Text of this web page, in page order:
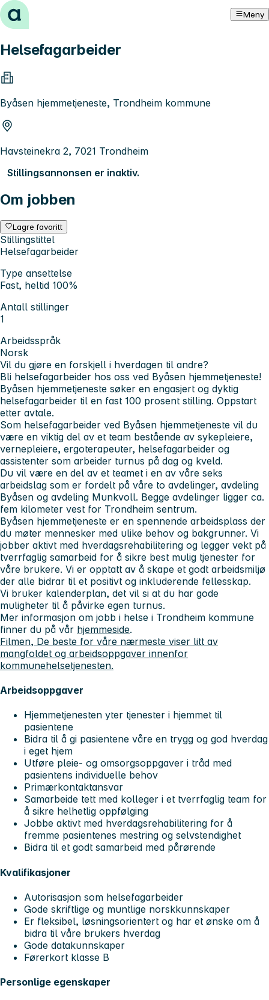
Hopp til innhold Meny
Helsefagarbeider
Byåsen hjemmetjeneste, Trondheim kommune
Havsteinekra 2, 7021 Trondheim
Stillingsannonsen er inaktiv.
Om jobben
Lagre favoritt
Stillingstittel
Helsefagarbeider
Type ansettelse
Fast, heltid 100%
Antall stillinger
1
Arbeidsspråk
Norsk
Vil du gjøre en forskjell i hverdagen til andre?
Bli helsefagarbeider hos oss ved Byåsen hjemmetjeneste!
Byåsen hjemmetjeneste søker en engasjert og dyktig
helsefagarbeider til en fast 100 prosent stilling. Oppstart
etter avtale.
Som helsefagarbeider ved Byåsen hjemmetjeneste vil du
være en viktig del av et team bestående av sykepleiere,
vernepleiere, ergoterapeuter, helsefagarbeider og
assistenter som arbeider turnus på dag og kveld.
Du vil være en del av et teamet i en av våre seks
arbeidslag som er fordelt på våre to avdelinger, avdeling
Byåsen og avdeling Munkvoll. Begge avdelinger ligger ca.
fem kilometer vest for Trondheim sentrum.
Byåsen hjemmetjeneste er en spennende arbeidsplass der
du møter mennesker med ulike behov og bakgrunner. Vi
jobber aktivt med hverdagsrehabilitering og legger vekt på
tverrfaglig samarbeid for å sikre best mulig tjenester for
våre brukere. Vi er opptatt av å skape et godt arbeidsmiljø
der alle bidrar til et positivt og inkluderende fellesskap.
Vi bruker kalenderplan, det vil si at du har gode
muligheter til å påvirke egen turnus.
Mer informasjon om jobb i helse i Trondheim kommune
finner du på vår hjemmeside.
Filmen, De beste for våre nærmeste viser litt av
mangfoldet og arbeidsoppgaver innenfor
kommunehelsetjenesten.
Arbeidsoppgaver
Hjemmetjenesten yter tjenester i hjemmet til
pasientene
Bidra til å gi pasientene våre en trygg og god hverdag
i eget hjem
Utføre pleie- og omsorgsoppgaver i tråd med
pasientens individuelle behov
Primærkontaktansvar
Samarbeide tett med kolleger i et tverrfaglig team for
å sikre helhetlig oppfølging
Jobbe aktivt med hverdagsrehabilitering for å
fremme pasientenes mestring og selvstendighet
Bidra til et godt samarbeid med pårørende
Kvalifikasjoner
Autorisasjon som helsefagarbeider
Gode skriftlige og muntlige norskkunnskaper
Er fleksibel, løsningsorientert og har et ønske om å
bidra til våre brukers hverdag
Gode datakunnskaper
Førerkort klasse B
Personlige egenskaper